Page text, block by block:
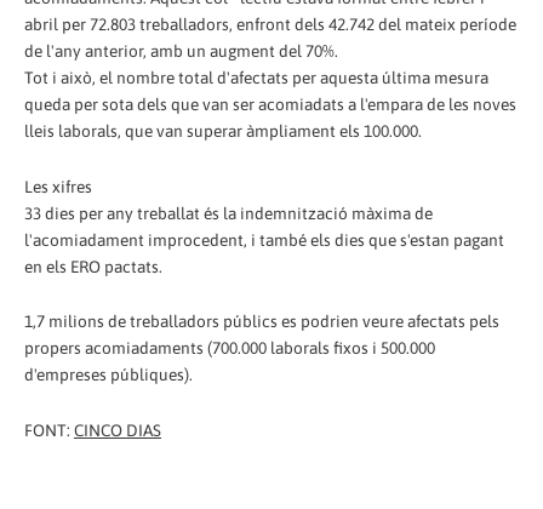
abril per 72.803 treballadors, enfront dels 42.742 del mateix període
de l'any anterior, amb un augment del 70%.
Tot i això, el nombre total d'afectats per aquesta última mesura
queda per sota dels que van ser acomiadats a l'empara de les noves
lleis laborals, que van superar àmpliament els 100.000.
Les xifres
33 dies per any treballat és la indemnització màxima de
l'acomiadament improcedent, i també els dies que s'estan pagant
en els ERO pactats.
1,7 milions de treballadors públics es podrien veure afectats pels
propers acomiadaments (700.000 laborals fixos i 500.000
d'empreses públiques).
FONT: CINCO DIAS